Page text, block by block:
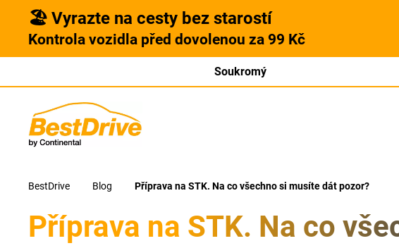
🏖️ Vyrazte na cesty bez starostí
Kontrola vozidla před dovolenou za 99 Kč
Soukromý
BestDrive Blog Příprava na STK. Na co všechno si musíte dát pozor?
Příprava na STK. Na co